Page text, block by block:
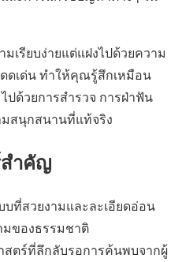
เรียบง่ายแต่แฝงไปด้วยความ
ดเด่น ทำให้คุณรู้สึกเหมือน
ปด้วยการสำรวจ การฝ่าฟัน
มสนุกสนานที่แท้จริง
สำคัญ
บที่สวยงามและละเอียดอ่อน
มของธรรมชาติ
สตร์ที่ลึกลับรอการค้นพบจากผู้